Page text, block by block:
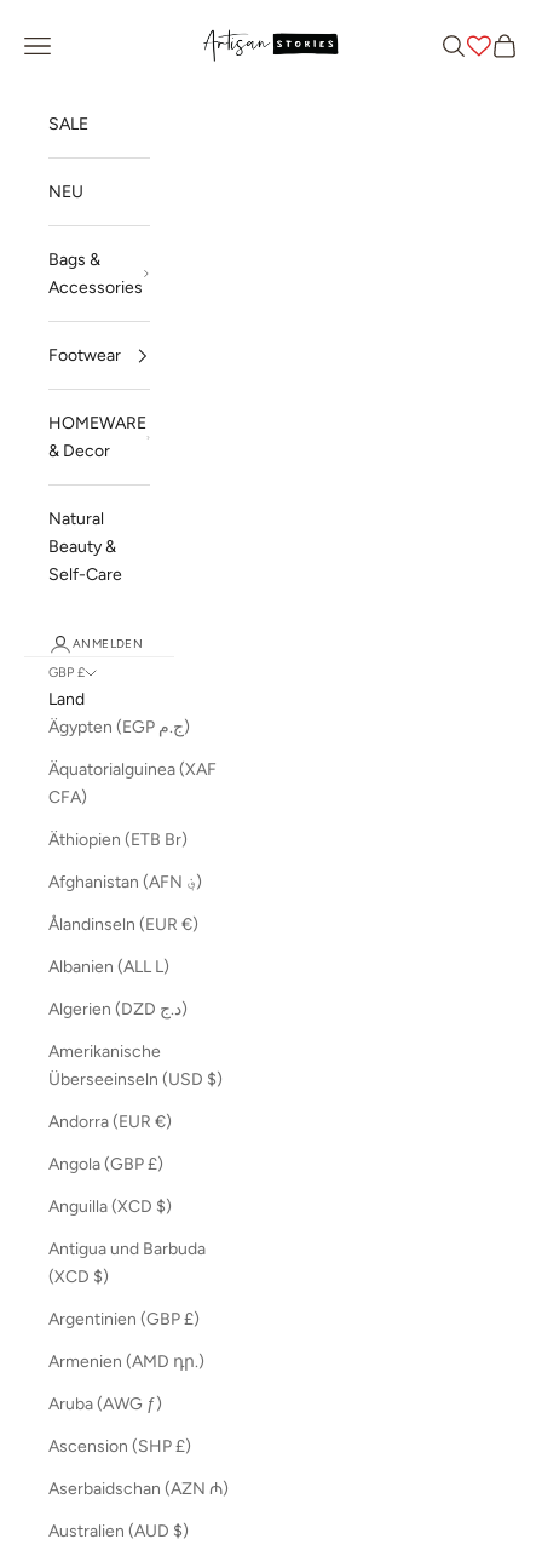
Artisan Stories
Menü Suchen
SALE
NEU
Bags &
Accessories
Footwear
HOMEWARE
& Decor
Natural
Beauty &
Self-Care
ANMELDEN
GBP £
Land
Ägypten (EGP ج.م)
Äquatorialguinea (XAF
CFA)
Äthiopien (ETB Br)
Afghanistan (AFN ؋)
Ålandinseln (EUR €)
Albanien (ALL L)
Algerien (DZD د.ج)
Amerikanische
Überseeinseln (USD $)
Andorra (EUR €)
Angola (GBP £)
Anguilla (XCD $)
Antigua und Barbuda
(XCD $)
Argentinien (GBP £)
Armenien (AMD դր.)
Aruba (AWG ƒ)
Ascension (SHP £)
Aserbaidschan (AZN ₼)
Australien (AUD $)